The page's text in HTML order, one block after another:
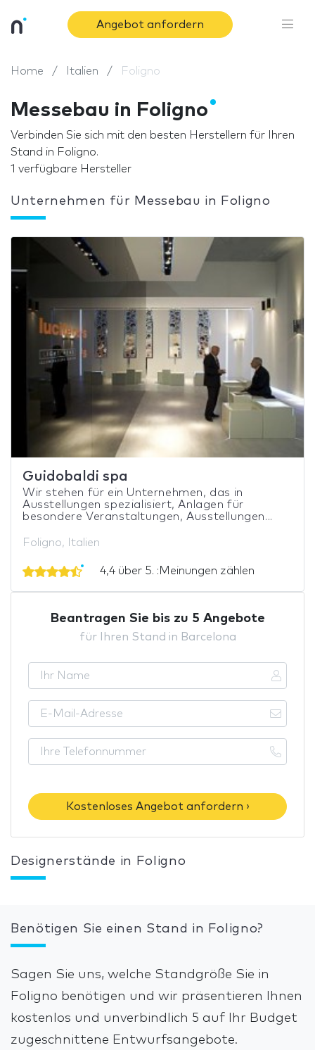
Angebot anfordern
Home Italien Foligno
Messebau in Foligno
Verbinden Sie sich mit den besten Herstellern für Ihren
Stand in Foligno.
1 verfügbare Hersteller
Unternehmen für Messebau in Foligno
Guidobaldi spa
Wir stehen für ein Unternehmen, das in
Ausstellungen spezialisiert, Anlagen für
besondere Veranstaltungen, Ausstellungen...
Foligno, Italien
4,4 über 5. :Meinungen zählen
Beantragen Sie bis zu 5 Angebote
für Ihren Stand in Barcelona
Kostenloses Angebot anfordern ›
Designerstände in Foligno
Benötigen Sie einen Stand in Foligno?
Sagen Sie uns, welche Standgröße Sie in
Foligno benötigen und wir präsentieren Ihnen
kostenlos und unverbindlich 5 auf Ihr Budget
zugeschnittene Entwurfsangebote.